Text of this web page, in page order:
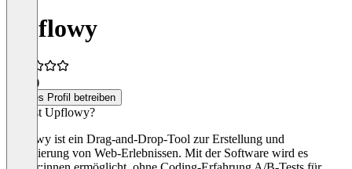
Upflowy
(1)
Dieses Profil betreiben
Was ist Upflowy?
Upflowy ist ein Drag-and-Drop-Tool zur Erstellung und
Optimierung von Web-Erlebnissen. Mit der Software wird es